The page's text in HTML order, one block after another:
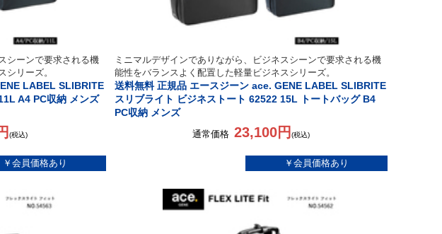
シーンで要求される機
シリーズ。
LABEL SLIBRITE
A4 PC収納 メンズ
(税込)
ミニマルデザインでありながら、ビジネスシーンで要求される機
能性をバランスよく配置した軽量ビジネスシリーズ。
送料無料 正規品 エースジーン ace. GENE LABEL SLIBRITE
スリブライト ビジネストート 62522 15L トートバッグ B4
PC収納 メンズ
通常価格 23,100円 (税込)